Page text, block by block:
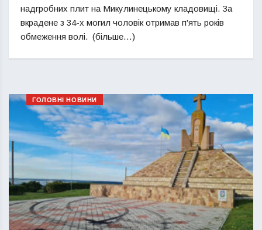
надгробних плит на Микулинецькому кладовищі. За
вкрадене з 34-х могил чоловік отримав п'ять років
обмеження волі. (більше…)
ГОЛОВНІ НОВИНИ